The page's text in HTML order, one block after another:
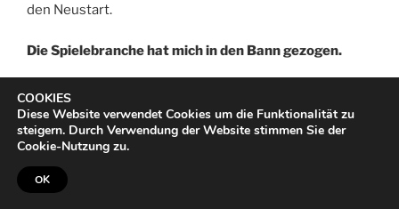
den Neustart.
Die Spielebranche hat mich in den Bann gezogen.
Dazu gehören Porträts wie dieses, dessen Fortsetzung
Sie hierfinden.
Dazu gehören Artikel über bekannte
und raffinierte
COOKIES
Diese Website verwendet Cookies um die Funktionalität zu
steigern. Durch Verwendung der Website stimmen Sie der
Cookie-Nutzung zu.
OK